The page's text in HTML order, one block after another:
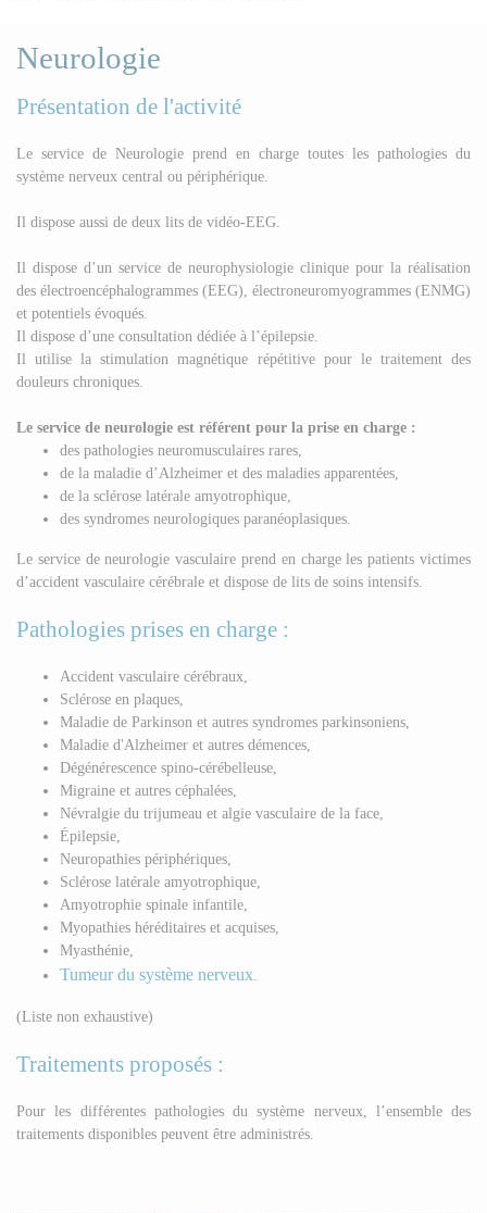
Neurologie
Présentation de l'activité
Le service de Neurologie prend en charge toutes les pathologies du
système nerveux central ou périphérique.
Il dispose aussi de deux lits de vidéo-EEG.
Il dispose d’un service de neurophysiologie clinique pour la réalisation
des électroencéphalogrammes (EEG), électroneuromyogrammes (ENMG)
et potentiels évoqués.
Il dispose d’une consultation dédiée à l’épilepsie.
Il utilise la stimulation magnétique répétitive pour le traitement des
douleurs chroniques.
Le service de neurologie est référent pour la prise en charge :
des pathologies neuromusculaires rares,
de la maladie d’Alzheimer et des maladies apparentées,
de la sclérose latérale amyotrophique,
des syndromes neurologiques paranéoplasiques.
Le service de neurologie vasculaire prend en charge les patients victimes
d’accident vasculaire cérébrale et dispose de lits de soins intensifs.
Pathologies prises en charge :
Accident vasculaire cérébraux,
Sclérose en plaques,
Maladie de Parkinson et autres syndromes parkinsoniens,
Maladie d'Alzheimer et autres démences,
Dégénérescence spino-cérébelleuse,
Migraine et autres céphalées,
Névralgie du trijumeau et algie vasculaire de la face,
Épilepsie,
Neuropathies périphériques,
Sclérose latérale amyotrophique,
Amyotrophie spinale infantile,
Myopathies héréditaires et acquises,
Myasthénie,
Tumeur du système nerveux
(Liste non exhaustive)
Traitements proposés :
Pour les différentes pathologies du système nerveux, l’ensemble des
traitements disponibles peuvent être administrés.